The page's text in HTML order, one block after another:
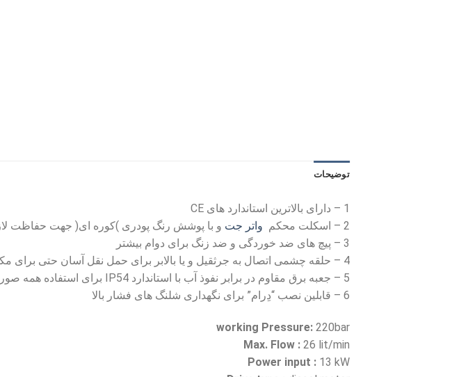
توضیحات
1 – دارای بالاترین استاندارد های CE
2 – اسکلت محکم
واتر جت و با پوشش رنگ پودری )کوره ای( جهت حفاظت
3 – پیچ های ضد خوردگی و ضد زنگ برای دوام بیشتر
4 – حلقه چشمی اتصال به جرثقیل و یا بالابر برای حمل نقل آسان حتی برای مکان های که دسترسی به آن ها سخت است
5 – جعبه برق مقاوم در برابر نفوذ آب با استاندارد IP54 برای استفاده همه صورته و بدون مشکل
6 – قابلین نصب “دِرام” برای نگهداری شلنگ های فشار بالا
working Pressure: 220bar
Max. Flow : 26 lit/min
Power input : 13 kW